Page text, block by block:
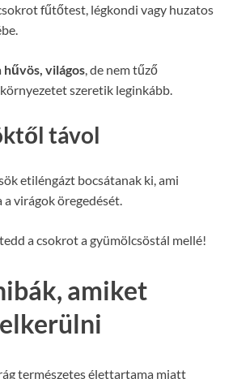
fűtőtest, légkondi vagy huzatos
hűvös, világos, de nem tűző
szeretik leginkább.
távol
etiléngázt bocsátanak ki, ami
virágok öregedését.
a csokrot a gyümölcsöstál mellé!
amiket
természetes élettartama miatt